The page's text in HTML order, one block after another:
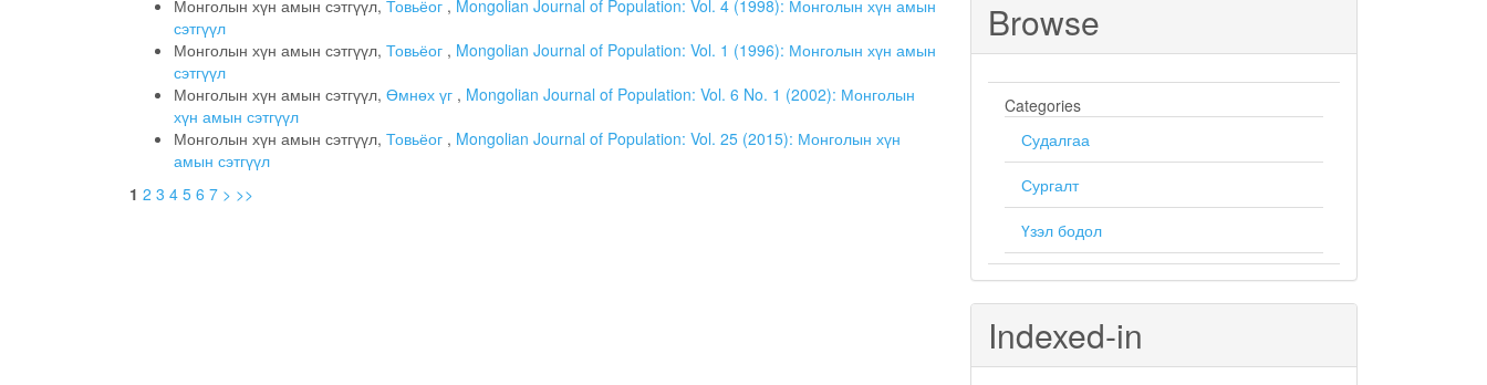
Монголын хүн амын сэтгүүл, Товьёог , Mongolian Journal of Population: Vol. 4 (1998): Монголын хүн амын
сэтгүүл
Монголын хүн амын сэтгүүл, Товьёог , Mongolian Journal of Population: Vol. 1 (1996): Монголын хүн амын
сэтгүүл
Монголын хүн амын сэтгүүл, Өмнөх үг , Mongolian Journal of Population: Vol. 6 No. 1 (2002): Монголын
хүн амын сэтгүүл
Монголын хүн амын сэтгүүл, Товьёог , Mongolian Journal of Population: Vol. 25 (2015): Монголын хүн
амын сэтгүүл
1 2 3 4 5 6 7 > >>
Browse
Categories
Судалгаа
Сургалт
Үзэл бодол
Indexed-in